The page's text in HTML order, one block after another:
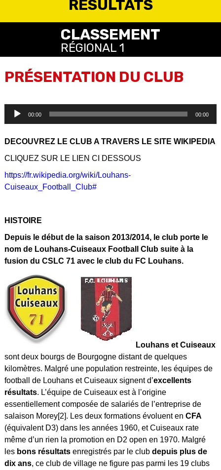
5
VS
CHEMINOTS DIJON US / Louhans-Cuiseaux Fc
VOIR TOUS LES MATCHS
RÉSULTATS
VOIR TOUS LES RÉSULTATS
CLASSEMENT
RÉGIONAL 1
PRÉSENTATION DU CLUB
Lecteur
00:00 00:00
DECOUVREZ LE CLUB A TRAVERS LE SITE WIKIPEDIA
CLIQUEZ SUR LE LIEN CI DESSOUS
https://fr.wikipedia.org/wiki/Louhans-
Cuiseaux_Football_Club#
HISTOIRE
Depuis le début de la saison 2013/2014, le club porte le
nom de Louhans-Cuiseaux Football Club suite à la
fusion du CSLC 71 avec le club du FC Louhans.
Louhans et Cuiseaux
sont deux bourgs de Bourgogne distant de quelques
kilomètres. Malgré une population restreinte, les équipes de
football de Louhans et Cuiseaux signent d’excellents
résultats. L’équipe de Cuiseaux est à l’origine
essentiellement composée de salariés de l’entreprise de
salaison Morey[2]. Les deux formations évoluent en CFA
(équivalent D3) dans les années 1960, et Cuiseaux rate
même d’un rien la promotion en D2 open en 1970. Malgré
les bons résultats enregistrés par le club depuis plus de
dix ans, ce club de village ne figure pas parmi les 19 clubs